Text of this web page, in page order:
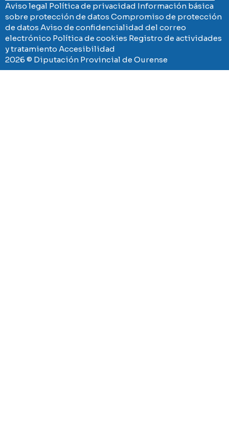
Aviso legal Política de privacidad Información básica
sobre protección de datos Compromiso de protección
de datos Aviso de confidencialidad del correo
electrónico Política de cookies Registro de actividades
y tratamiento Accesibilidad
2026 © Diputación Provincial de Ourense